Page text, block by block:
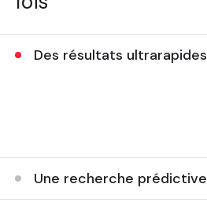
Des résultats ultrarapides
Une recherche prédictive